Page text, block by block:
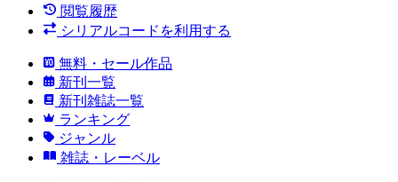
閲覧履歴
シリアルコードを利用する
無料・セール作品
新刊一覧
新刊雑誌一覧
ランキング
ジャンル
雑誌・レーベル